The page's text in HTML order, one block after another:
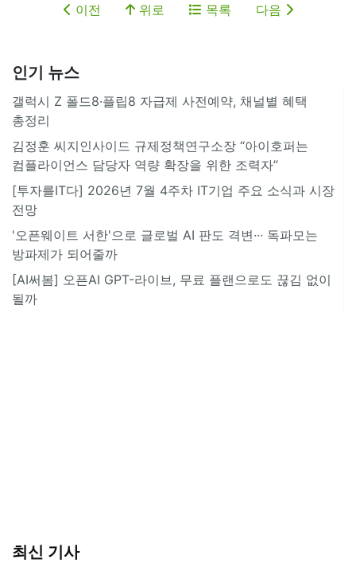
이전 위로 목록 다음
인기 뉴스
갤럭시 Z 폴드8·플립8 자급제 사전예약, 채널별 혜택
총정리
김정훈 씨지인사이드 규제정책연구소장 “아이호퍼는
컴플라이언스 담당자 역량 확장을 위한 조력자”
[투자를IT다] 2026년 7월 4주차 IT기업 주요 소식과 시장
전망
'오픈웨이트 서한'으로 글로벌 AI 판도 격변··· 독파모는
방파제가 되어줄까
[AI써봄] 오픈AI GPT-라이브, 무료 플랜으로도 끊김 없이
될까
최신 기사